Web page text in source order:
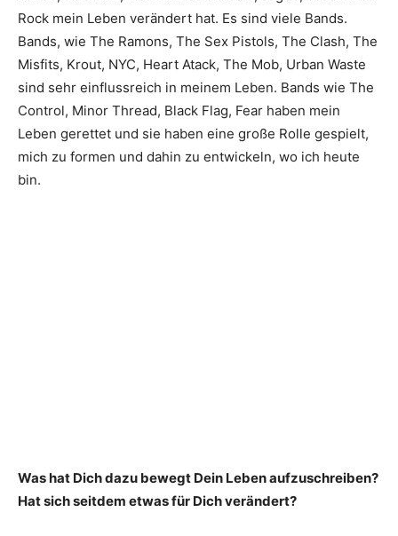
Rock mein Leben verändert hat. Es sind viele Bands.
Bands, wie The Ramons, The Sex Pistols, The Clash, The
Misfits, Krout, NYC, Heart Atack, The Mob, Urban Waste
sind sehr einflussreich in meinem Leben. Bands wie The
Control, Minor Thread, Black Flag, Fear haben mein
Leben gerettet und sie haben eine große Rolle gespielt,
mich zu formen und dahin zu entwickeln, wo ich heute
bin.
Was hat Dich dazu bewegt Dein Leben aufzuschreiben?
Hat sich seitdem etwas für Dich verändert?